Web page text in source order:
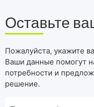
Оставьте
Пожалуйста, укажите
Ваши данные помогут
потребности и
решение.